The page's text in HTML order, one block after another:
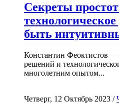
Секреты
быть
Константин Феоктистов —
решений и
многолетним опытом...
Четверг, 12 Октябрь 2023 /